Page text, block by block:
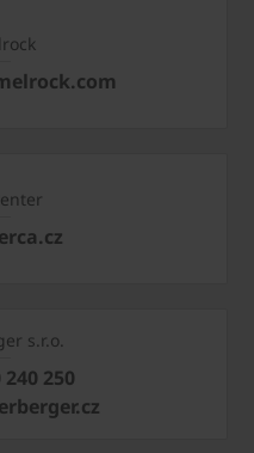
s.r.o.
240 250